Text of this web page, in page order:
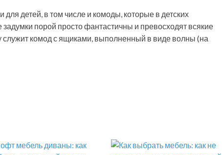
детей, в том числе и комоды, которые в детских
порой просто фантастичны и превосходят всякие
комод с ящиками, выполненный в виде волны (на